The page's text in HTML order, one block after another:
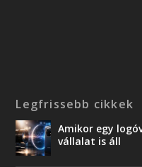
Legfrissebb cikkek
Amikor egy
vállalat is áll